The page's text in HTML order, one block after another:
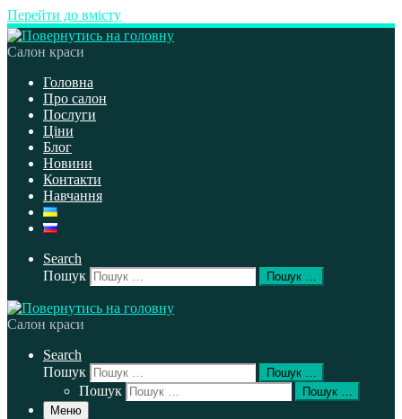
Перейти до вмісту
Салон краси
Головна
Про салон
Послуги
Ціни
Блог
Новини
Контакти
Навчання
Search
Пошук
Пошук …
Салон краси
Search
Пошук
Пошук …
Пошук
Пошук …
Меню